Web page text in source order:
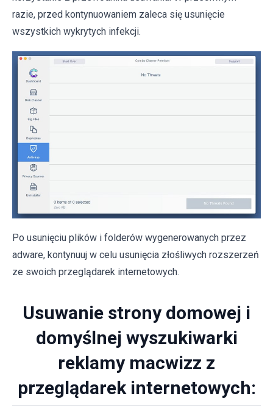
razie, przed kontynuowaniem zaleca się usunięcie
wszystkich wykrytych infekcji.
Po usunięciu plików i folderów wygenerowanych przez
adware, kontynuuj w celu usunięcia złośliwych rozszerzeń
ze swoich przeglądarek internetowych.
Usuwanie strony domowej i
domyślnej wyszukiwarki
reklamy macwizz z
przeglądarek internetowych: